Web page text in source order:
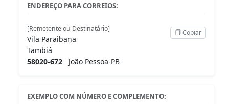
ENDEREÇO PARA CORREIOS:
[Remetente ou Destinatário]
Vila Paraibana
Tambiá
58020-672 João Pessoa-PB
Copiar
EXEMPLO COM NÚMERO E COMPLEMENTO: